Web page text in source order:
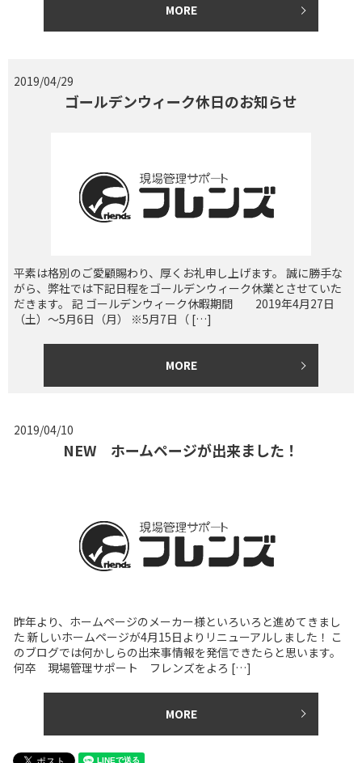
MORE
2019/04/29
ゴールデンウィーク休日のお知らせ
平素は格別のご愛顧賜わり、厚くお礼申し上げます。 誠に勝手な
がら、弊社では下記日程をゴールデンウィーク休業とさせていた
だきます。 記 ゴールデンウィーク休暇期間 2019年4月27日
（土）～5月6日（月） ※5月7日（ […]
MORE
2019/04/10
NEW ホームページが出来ました！
昨年より、ホームページのメーカー様といろいろと進めてきまし
た 新しいホームページが4月15日よりリニューアルしました！ こ
のブログでは何かしらの出来事情報を発信できたらと思います。
何卒 現場管理サポート フレンズをよろ […]
MORE